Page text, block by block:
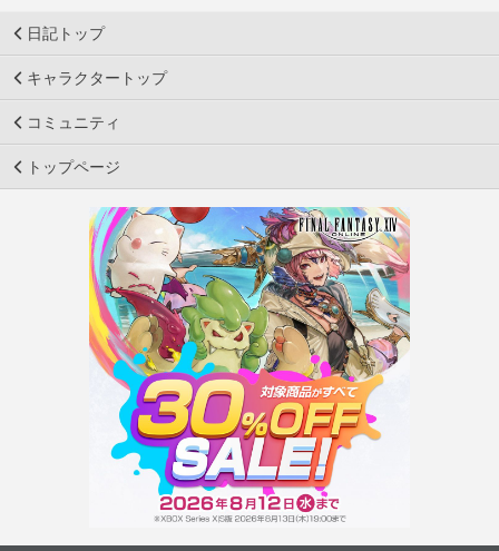
日記トップ
キャラクタートップ
コミュニティ
トップページ